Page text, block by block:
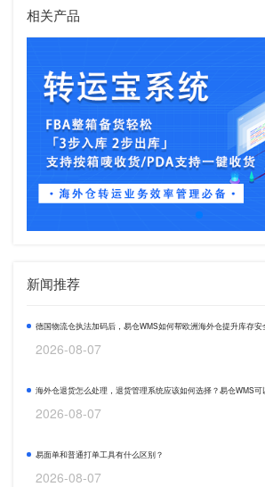
相关产品
新闻推荐
德国物流仓执法加码后，易仓WMS如何帮欧洲海外仓提升库存安
2026-08-07
海外仓退货怎么处理，退货管理系统应该如何选择？易仓WMS可
2026-08-07
易面单和普通打单工具有什么区别？
2026-08-07